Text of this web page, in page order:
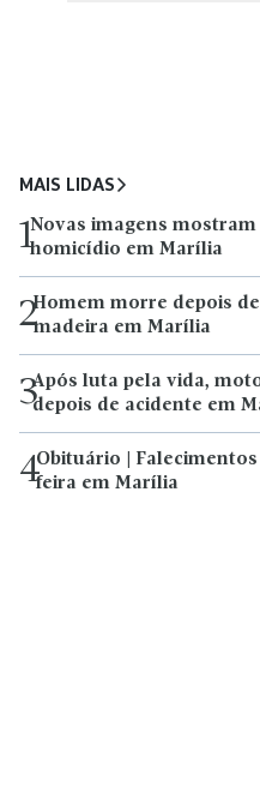
MAIS LIDAS
1Novas imagens
homicídio em Marília
2Homem morre depois
madeira em Marília
3Após luta pela vida,
depois de acidente em
4Obituário |
feira em Marília